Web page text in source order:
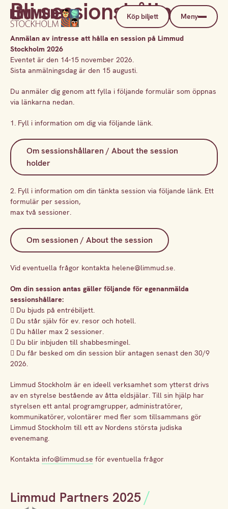
Köp biljett Meny
Bli sessionshållare
Anmälan av intresse att hålla en session på Limmud
Stockholm 2026
Eventet är den 14-15 november 2026.
Sista anmälningsdag är den 15 augusti.
Du anmäler dig genom att fylla i följande formulär som öppnas
via länkarna nedan.
1. Fyll i information om dig via följande länk.
Om sessionshållaren / About the session
holder
2. Fyll i information om din tänkta session via följande länk. Ett
formulär per session,
max två sessioner.
Om sessionen / About the session
Vid eventuella frågor kontakta helene@limmud.se.
Om din session antas gäller följande för egenanmälda
sessionshållare:
 Du bjuds på entrébiljett.
 Du står själv för ev. resor och hotell.
 Du håller max 2 sessioner.
 Du blir inbjuden till shabbesmingel.
 Du får besked om din session blir antagen senast den 30/9
2026.
Limmud Stockholm är en ideell verksamhet som ytterst drivs
av en styrelse bestående av åtta eldsjälar. Till sin hjälp har
styrelsen ett antal programgrupper, administratörer,
kommunikatörer, volontärer med fler som tillsammans gör
Limmud Stockholm till ett av Nordens största judiska
evenemang.
Kontakta info@limmud.se för eventuella frågor
Limmud Partners 2025